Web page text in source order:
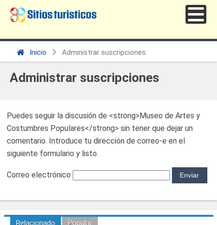
Inicio Administrar suscripciones
Administrar suscripciones
Puedes seguir la discusión de <strong>Museo de Artes y
Costumbres Populares</strong> sin tener que dejar un
comentario. Introduce tu dirección de correo-e en el
siguiente formulario y listo.
Correo electrónico
Relacionado Popular